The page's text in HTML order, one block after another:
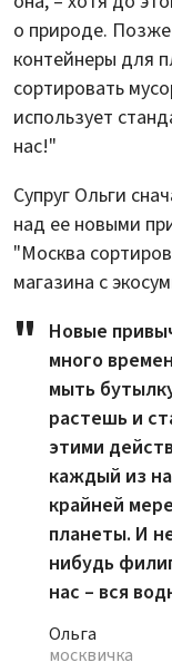
о природе.
контейнеры для
сортировать
использует
нас!"
Супруг Ольги
над ее новыми
"Москва
магазина с
Новые
много
мыть
растешь и
этими
каждый из
крайней
планеты. И
нибудь
нас – вся
Ольга
москвичка